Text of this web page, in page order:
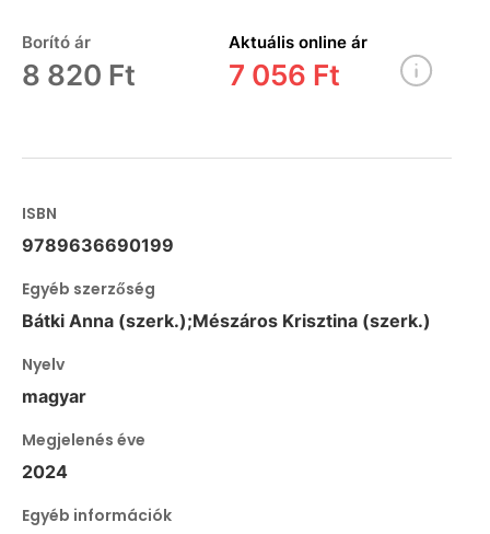
Borító ár
8 820 Ft
Aktuális online ár
7 056 Ft
ISBN
9789636690199
Egyéb szerzőség
Bátki Anna (szerk.);Mészáros Krisztina (szerk.)
Nyelv
magyar
Megjelenés éve
2024
Egyéb információk